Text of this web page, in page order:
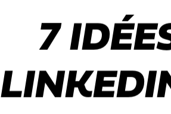
7